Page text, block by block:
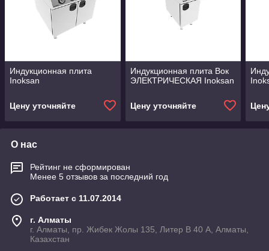
Индукционная плита
Inoksan
Цену уточняйте
Индукционная плита Вок
ЭЛЕКТРИЧЕСКАЯ Inoksan
Цену уточняйте
О нас
Рейтинг не сформирован
Менее 5 отзывов за последний год
Работает с 11.07.2014
г. Алматы
г. Алматы, пр. Жибек Жолы 135, Литер В 40 А, Алматы,
Казахстан